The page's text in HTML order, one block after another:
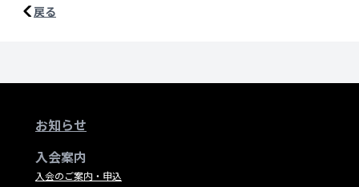
戻る
お知らせ
入会案内
入会のご案内・申込